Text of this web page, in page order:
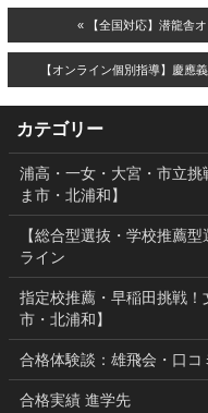
« 【全国対応】潜龍舎
【オンライン個別指導】慶應
カテゴリー
浦高・一女・大宮・市立
ま市・北浦和】
【総合型選抜・学校推薦
ライン
指定校推薦・早稲田挑戦
市・北浦和】
合格体験談：雄飛会・口コ
合格実績 進学先